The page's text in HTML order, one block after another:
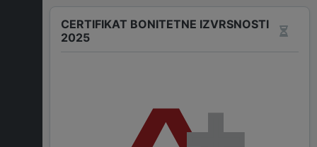
CERTIFIKAT BONITETNE IZVRSNOSTI
2025